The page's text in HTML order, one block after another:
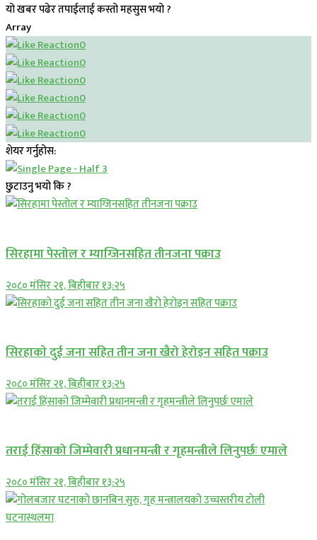
यो खबर पढेर तपाईलाई कस्तो महसुस भयो ?
Array
0
0
0
0
0
0
शेयर गर्नुहोस:
छुटाउनु भयो कि ?
सिरहामा पेस्तोल र म्याग्जिनसहित तीनजना पक्राउ
२०८० मंसिर २१, बिहीबार १३:२५
सिरहाकाे दुई जना सहित तीन जना खैरो हेरोइन सहित पक्राउ
२०८० मंसिर २१, बिहीबार १३:२५
तराई हिंसाको जिम्मेवारी प्रधानमन्त्री र गृहमन्त्रीले लिनुपर्छः एमाले
२०८० मंसिर २१, बिहीबार १३:२५